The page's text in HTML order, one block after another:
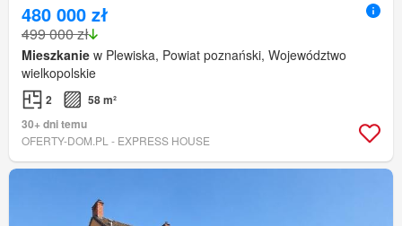
480 000 zł
499 000 zł
Mieszkanie w Plewiska, Powiat poznański, Województwo
wielkopolskie
2
58 m²
30+ dni temu
OFERTY-DOM.PL - EXPRESS HOUSE